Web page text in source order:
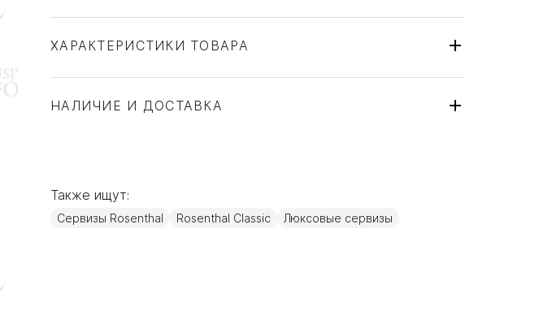
ХАРАКТЕРИСТИКИ ТОВАРА
Материал
Фарфор
НАЛИЧИЕ И ДОСТАВКА
Также ищут:
Сервизы Rosenthal Rosenthal Classic Люксовые сервизы